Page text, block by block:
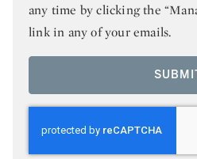
any time by clicking the
link in any of your emails.